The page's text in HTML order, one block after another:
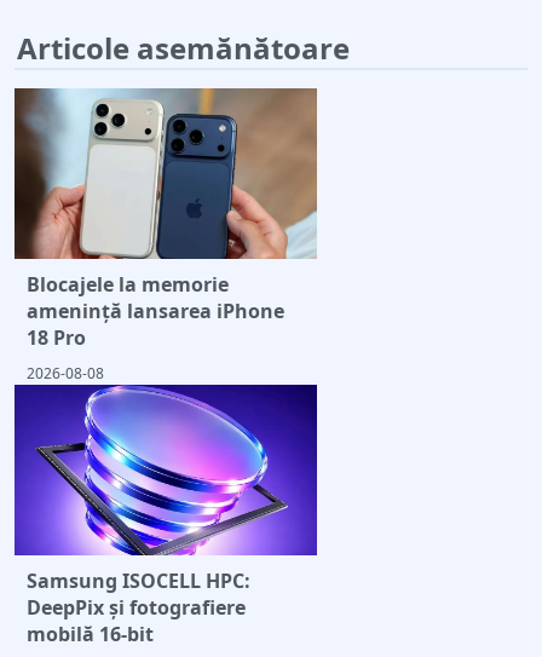
Articole asemănătoare
Blocajele la memorie
amenință lansarea iPhone
18 Pro
2026-08-08
Samsung ISOCELL HPC:
DeepPix și fotografiere
mobilă 16-bit